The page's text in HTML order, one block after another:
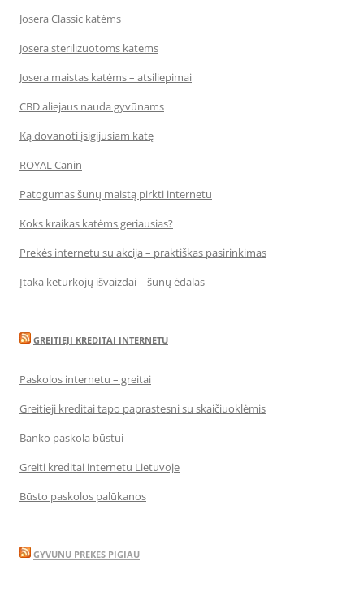
Josera Classic katėms
Josera sterilizuotoms katėms
Josera maistas katėms – atsiliepimai
CBD aliejaus nauda gyvūnams
Ką dovanoti įsigijusiam katę
ROYAL Canin
Patogumas šunų maistą pirkti internetu
Koks kraikas katėms geriausias?
Prekės internetu su akcija – praktiškas pasirinkimas
Įtaka keturkojų išvaizdai – šunų ėdalas
GREITIEJI KREDITAI INTERNETU
Paskolos internetu – greitai
Greitieji kreditai tapo paprastesni su skaičiuoklėmis
Banko paskola būstui
Greiti kreditai internetu Lietuvoje
Būsto paskolos palūkanos
GYVUNU PREKES PIGIAU